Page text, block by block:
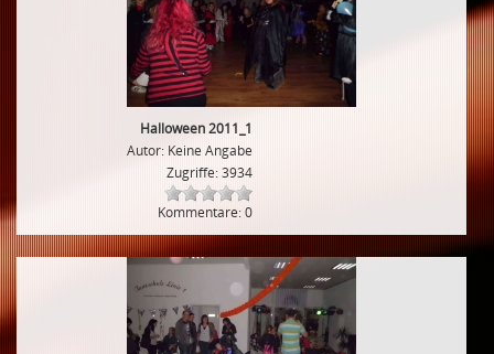
Halloween 2011_1
Autor: Keine Angabe
Zugriffe: 3934
Kommentare: 0